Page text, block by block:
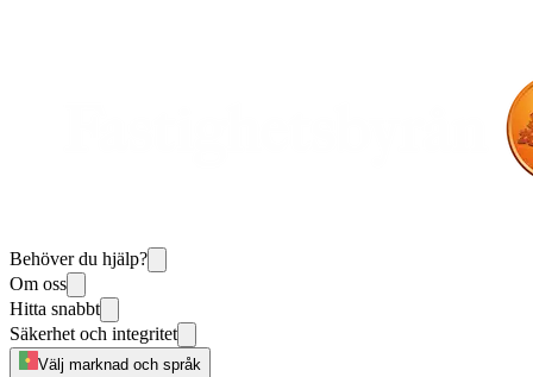
Behöver du hjälp?
Om oss
Hitta snabbt
Säkerhet och integritet
Välj marknad och språk